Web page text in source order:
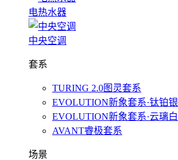
电热水器
中央空调
套系
TURING 2.0图灵套系
EVOLUTION新象套系·钛铂银
EVOLUTION新象套系·云璃白
AVANT睿极套系
场景